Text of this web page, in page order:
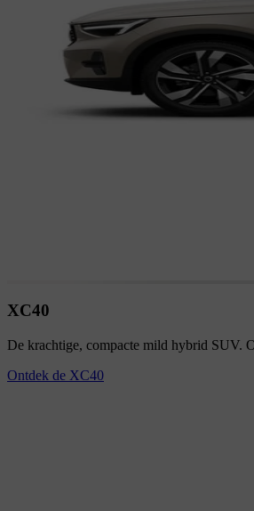
XC40
De krachtige, compacte mild hybrid SUV.
Ontdek de XC40